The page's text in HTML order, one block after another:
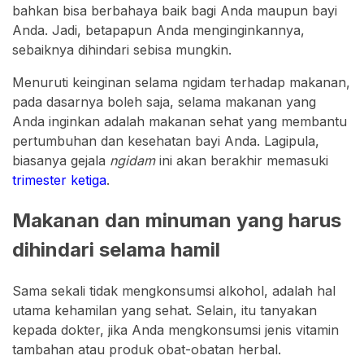
bahkan bisa berbahaya baik bagi Anda maupun bayi
Anda. Jadi, betapapun Anda menginginkannya,
sebaiknya dihindari sebisa mungkin.
Menuruti keinginan selama ngidam terhadap makanan,
pada dasarnya boleh saja, selama makanan yang
Anda inginkan adalah makanan sehat yang membantu
pertumbuhan dan kesehatan bayi Anda. Lagipula,
biasanya gejala ngidam ini akan berakhir memasuki
trimester ketiga.
Makanan dan minuman yang harus
dihindari selama hamil
Sama sekali tidak mengkonsumsi alkohol, adalah hal
utama kehamilan yang sehat. Selain, itu tanyakan
kepada dokter, jika Anda mengkonsumsi jenis vitamin
tambahan atau produk obat-obatan herbal.